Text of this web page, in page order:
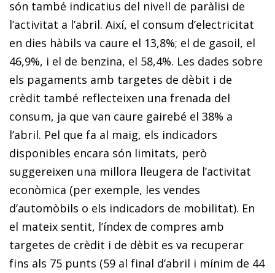
són també indicatius del nivell de paràlisi de
l’activitat a l’abril. Així, el consum d’electricitat
en dies hàbils va caure el 13,8%; el de gasoil, el
46,9%, i el de benzina, el 58,4%. Les dades sobre
els pagaments amb targetes de dèbit i de
crèdit també reflecteixen una frenada del
consum, ja que van caure gairebé el 38% a
l’abril. Pel que fa al maig, els indicadors
disponibles encara són limitats, però
suggereixen una millora lleugera de l’activitat
econòmica (per exemple, les vendes
d’automòbils o els indicadors de mobilitat). En
el mateix sentit, l’índex de compres amb
targetes de crèdit i de dèbit es va recuperar
fins als 75 punts (59 al final d’abril i mínim de 44